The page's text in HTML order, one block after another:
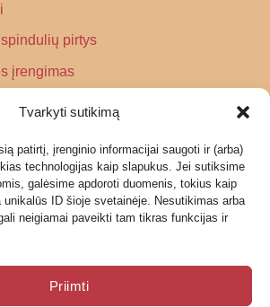
Tvarkyti sutikimą
patirtį, įrenginio informacijai saugoti ir (arba)
technologijas kaip slapukus. Jei sutiksime
galėsime apdoroti duomenis, tokius kaip
unikalūs ID šioje svetainėje. Nesutikimas arba
neigiamai paveikti tam tikras funkcijas ir
Priimti
pirtys
įrengimas
politika